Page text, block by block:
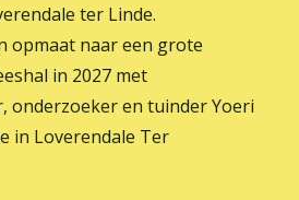
zoek?
ter Linde.
opmaat naar een grote
in 2027 met
onderzoeker en tuinder Yoeri
in Loverendale Ter